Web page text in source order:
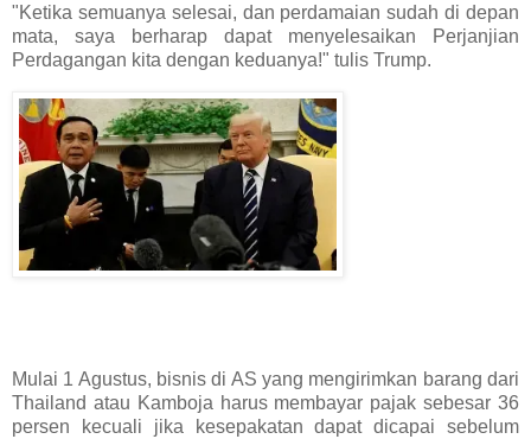
"Ketika semuanya selesai, dan perdamaian sudah di depan
mata, saya berharap dapat menyelesaikan Perjanjian
Perdagangan kita dengan keduanya!" tulis Trump.
Mulai 1 Agustus, bisnis di AS yang mengirimkan barang dari
Thailand atau Kamboja harus membayar pajak sebesar 36
persen kecuali jika kesepakatan dapat dicapai sebelum